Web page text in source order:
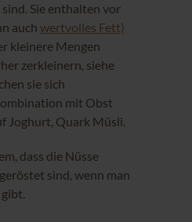
Sie enthalten vor
auch wertvolles Fett)
kleinere Mengen
zerkleinern, siehe
sie sich
mit Obst
Joghurt, Quark Müsli.
dass die Nüsse
sind, wenn man